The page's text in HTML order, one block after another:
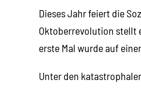
Dieses Jahr feiert die
Oktoberrevolution stellt
erste Mal wurde auf
Unter den